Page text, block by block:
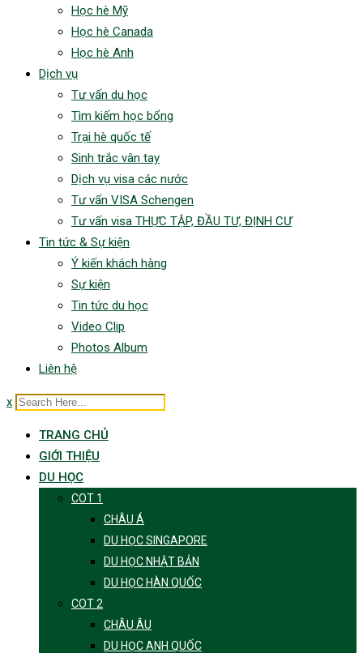
Học hè Mỹ
Học hè Canada
Học hè Anh
Dịch vụ
Tư vấn du học
Tìm kiếm học bổng
Trại hè quốc tế
Sinh trắc vân tay
Dịch vụ visa các nước
Tư vấn VISA Schengen
Tư vấn visa THỰC TẬP, ĐẦU TƯ, ĐỊNH CƯ
Tin tức & Sự kiện
Ý kiến khách hàng
Sự kiện
Tin tức du học
Video Clip
Photos Album
Liên hệ
x
TRANG CHỦ
GIỚI THIỆU
DU HỌC
COT 1
CHÂU Á
DU HỌC SINGAPORE
DU HỌC NHẬT BẢN
DU HỌC HÀN QUỐC
COT 2
CHÂU ÂU
DU HỌC ANH QUỐC